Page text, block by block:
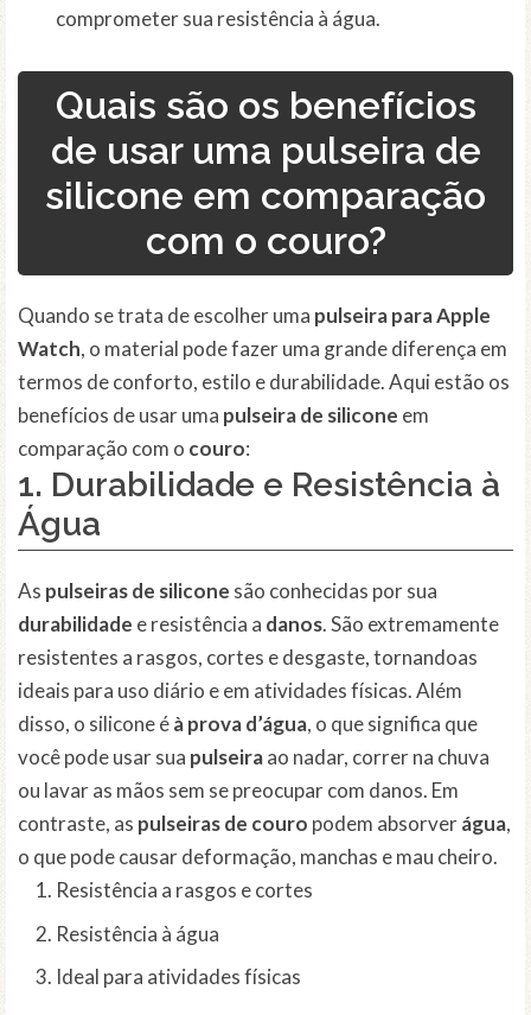
comprometer sua resistência à água.
Quais são os benefícios
de usar uma pulseira de
silicone em comparação
com o couro?
Quando se trata de escolher uma pulseira para Apple
Watch, o material pode fazer uma grande diferença em
termos de conforto, estilo e durabilidade. Aqui estão os
benefícios de usar uma pulseira de silicone em
comparação com o couro:
1. Durabilidade e Resistência à
Água
As pulseiras de silicone são conhecidas por sua
durabilidade e resistência a danos. São extremamente
resistentes a rasgos, cortes e desgaste, tornandoas
ideais para uso diário e em atividades físicas. Além
disso, o silicone éà prova d’água, o que significa que
você pode usar sua pulseiraao nadar, correr na chuva
ou lavar as mãos sem se preocupar com danos. Em
contraste, as pulseiras de couro podem absorverágua,
o que pode causar deformação, manchas e mau cheiro.
Resistência a rasgos e cortes
Resistência à água
Ideal para atividades físicas